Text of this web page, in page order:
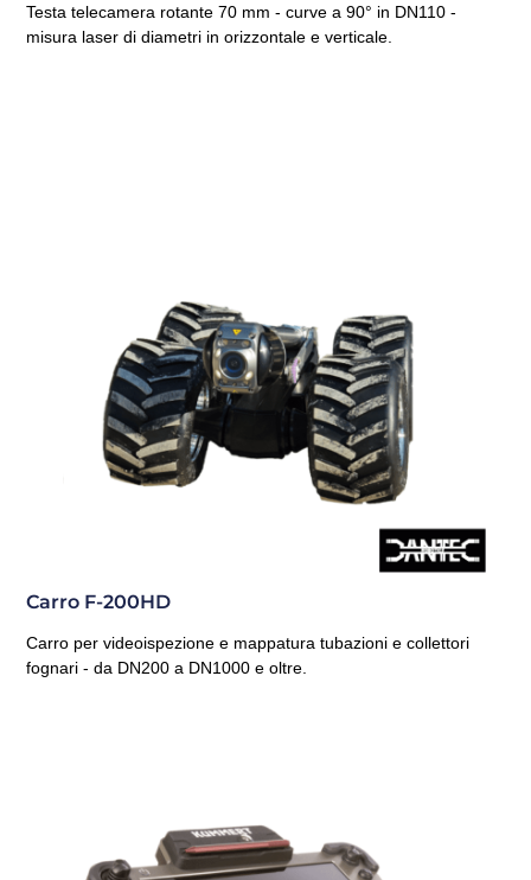
Testa telecamera rotante 70 mm - curve a 90° in DN110 -
misura laser di diametri in orizzontale e verticale.
Carro F-200HD
Carro per videoispezione e mappatura tubazioni e collettori
fognari - da DN200 a DN1000 e oltre.